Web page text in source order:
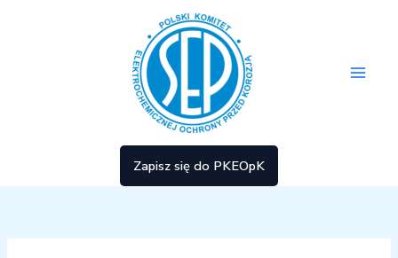
Zapisz się do PKEOpK